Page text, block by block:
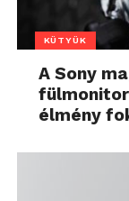
KÜTYÜK
A Sony
élmény